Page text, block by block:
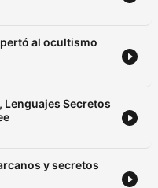
al ocultismo
Lenguajes Secretos
y secretos